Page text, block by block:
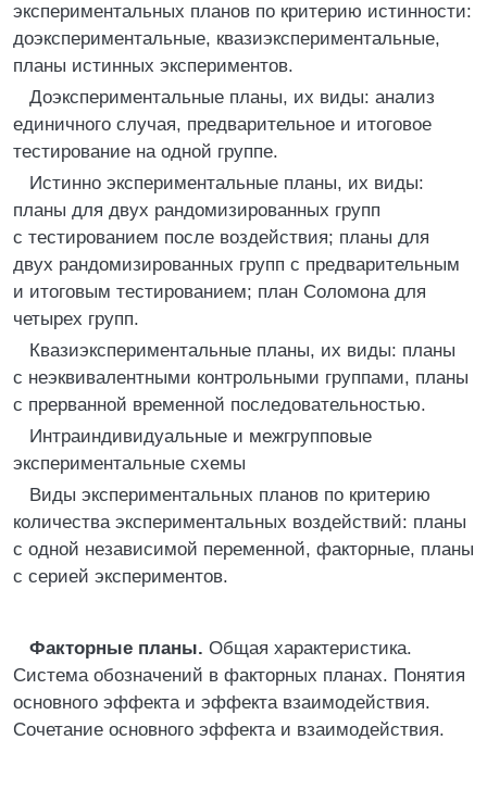
экспериментальных планов по критерию истинности:
доэкспериментальные, квазиэкспериментальные,
планы истинных экспериментов.
Доэкспериментальные планы, их виды: анализ
единичного случая, предварительное и итоговое
тестирование на одной группе.
Истинно экспериментальные планы, их виды:
планы для двух рандомизированных групп
с тестированием после воздействия; планы для
двух рандомизированных групп с предварительным
и итоговым тестированием; план Соломона для
четырех групп.
Квазиэкспериментальные планы, их виды: планы
с неэквивалентными контрольными группами, планы
с прерванной временной последовательностью.
Интраиндивидуальные и межгрупповые
экспериментальные схемы
Виды экспериментальных планов по критерию
количества экспериментальных воздействий: планы
с одной независимой переменной, факторные, планы
с серией экспериментов.
Факторные планы. Общая характеристика.
Система обозначений в факторных планах. Понятия
основного эффекта и эффекта взаимодействия.
Сочетание основного эффекта и взаимодействия.